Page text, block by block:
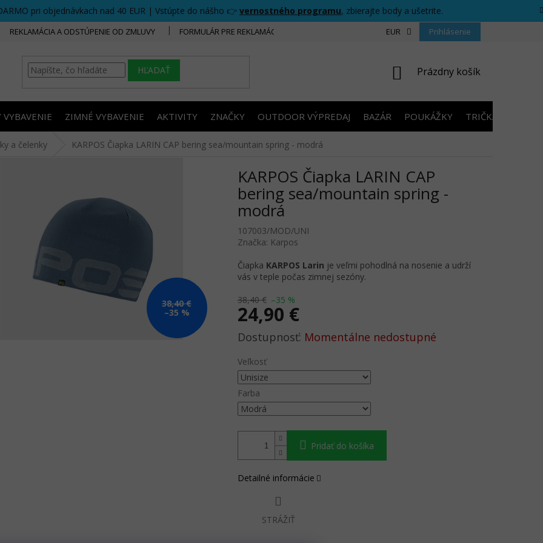
pri objednávkach nad 40 EUR | Vstúpte do nášho 👉 vernostného programu, zbierajte body a ušetrite.
REKLAMÁCIA A ODSTÚPENIE OD ZMLUVY FORMULÁR PRE REKLAMÁCIU FORMULÁR PRE ODSTÚPENIE OD ZMLUVY
EUR Prihlásenie
HĽADAŤ
NÁKUPNÝ
Prázdny košík
ZIMNÉ VYBAVENIE AKTIVITY ZNAČKY OUTDOOR VÝPREDAJ BAZÁR POUKÁŽKY TRIČKÁ S
a čelenky KARPOS Čiapka LARIN CAP bering sea/mountain spring - modrá
38,40 €
–35 %
KARPOS Čiapka LARIN CAP
bering sea/mountain spring -
modrá
107003/MOD/UNI
Značka: Karpos
38,40 € –35 %
24,90 €
Jednotková
Momentálne nedostupné
Veľkosť
Farba
Pridať do košíka
Čiapka KARPOS Larin je veľmi pohodlná na nosenie a udrží
vás v teple počas zimnej sezóny.
Detailné informácie
STRÁŽIŤ